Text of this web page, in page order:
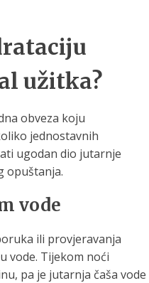
užitka?
obveza koju
jednostavnih
ugodan dio jutarnje
opuštanja.
vode
ili provjeravanja
vode. Tijekom noći
pa je jutarnja čaša vode